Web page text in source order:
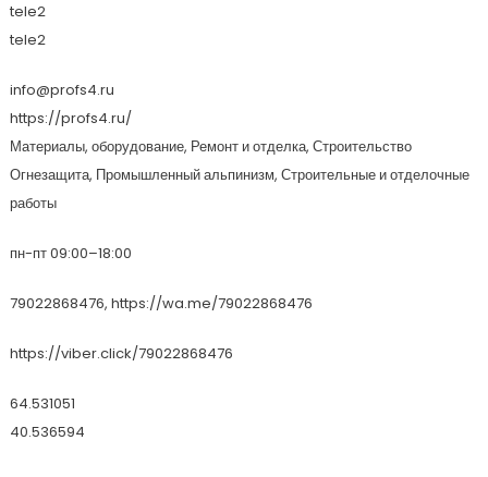
tele2
tele2
info@profs4.ru
https://profs4.ru/
Материалы, оборудование, Ремонт и отделка, Строительство
Огнезащита, Промышленный альпинизм, Строительные и отделочные
работы
пн-пт 09:00–18:00
79022868476, https://wa.me/79022868476
https://viber.click/79022868476
64.531051
40.536594